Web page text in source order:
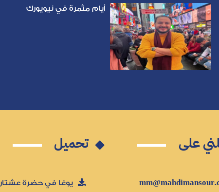
أيام مثمرة في نيويورك
على تحميل
يوغا في حضرة عشتار